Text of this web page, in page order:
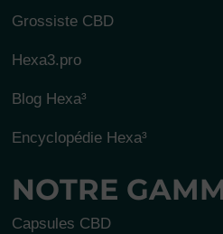
Grossiste CBD
Hexa3.pro
Blog Hexa³
Encyclopédie Hexa³
NOTRE
Capsules CBD